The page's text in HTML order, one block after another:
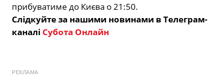
прибуватиме до Києва о 21:50.
Слідкуйте за нашими новинами в Телеграм-
каналі Субота Онлайн
РЕКЛАМА